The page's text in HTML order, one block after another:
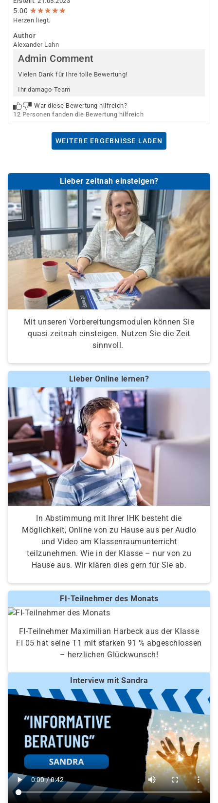
5.00 ★★★★★
★★★★★
Herzen liegt.
Author
Alexander Lahn
Admin Comment
Vielen Dank für Ihre tolle Bewertung!
Ihr damago-Team
War diese Bewertung hilfreich?
12 Personen fanden die Bewertung hilfreich
WEITERE ERGEBNISSE LADEN
Lieber zeitnah einsteigen?
Mit unseren Vorbereitungsmodulen können Sie
quasi zeitnah einsteigen. Nutzen Sie die Zeit
sinnvoll.
Lieber Online lernen?
In Abstimmung mit Ihrer IHK besteht die
Möglichkeit, Online von zu Hause aus per Audio
und Video am Klassenraumunterricht
teilzunehmen. Wie in der Klasse – nur von zu
Hause aus. Wir klären dies gern für Sie ab.
FI-Teilnehmer des Monats
FI-Teilnehmer Maximilian Harbeck aus der Klasse
FI 05 hat seine T1 mit starken 91 % abgeschlossen
– herzlichen Glückwunsch!
Interview mit Sandra